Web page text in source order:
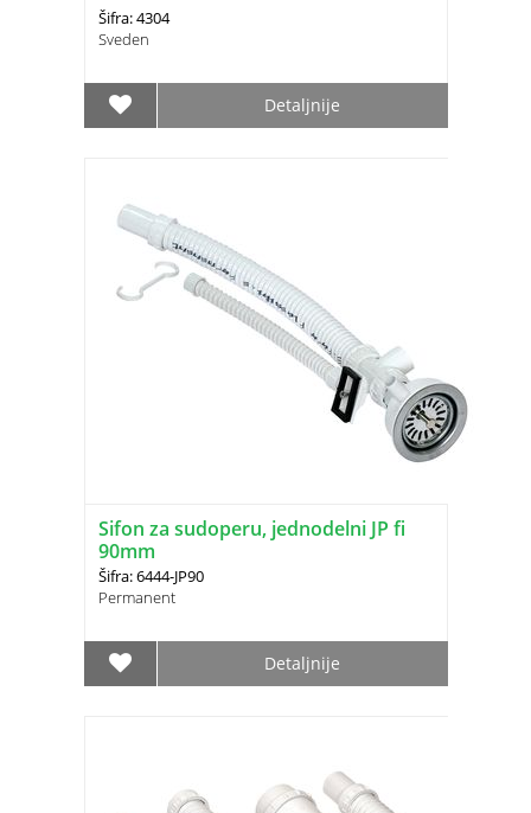
Šifra: 4304
Sveden
Detaljnije
Sifon za sudoperu, jednodelni JP fi
90mm
Šifra: 6444-JP90
Permanent
Detaljnije